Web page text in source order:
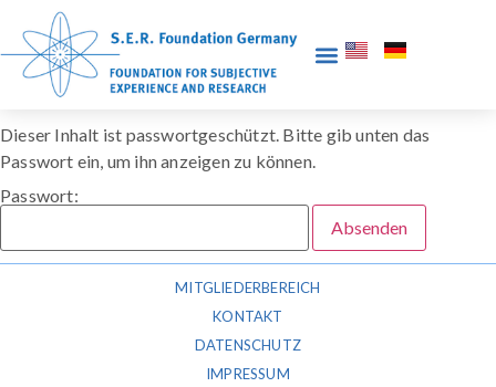
Dieser Inhalt ist passwortgeschützt. Bitte gib unten das
Passwort ein, um ihn anzeigen zu können.
Passwort:
MITGLIEDERBEREICH
KONTAKT
DATENSCHUTZ
IMPRESSUM